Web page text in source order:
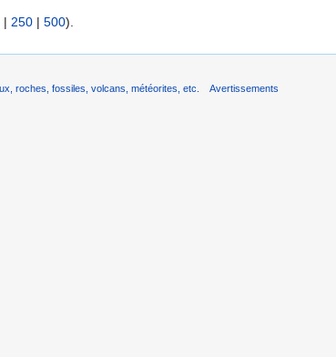
| 250 | 500).
roches, fossiles, volcans, météorites, etc. Avertissements